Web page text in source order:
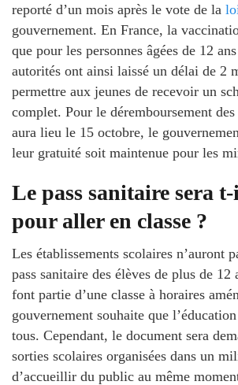
reporté d’un mois après le vote de la
gouvernement. En France, la
que pour les personnes âgées de 12
autorités ont ainsi laissé un délai de 2
permettre aux jeunes de recevoir un
complet. Pour le déremboursement
aura lieu le 15 octobre, le
leur gratuité soit maintenue pour les
Le pass sanitaire sera
pour aller en classe ?
Les établissements scolaires n’auront
pass sanitaire des élèves de plus de 12
font partie d’une classe à horaires
gouvernement souhaite que
tous. Cependant, le document sera
sorties scolaires organisées dans un
d’accueillir du public au même